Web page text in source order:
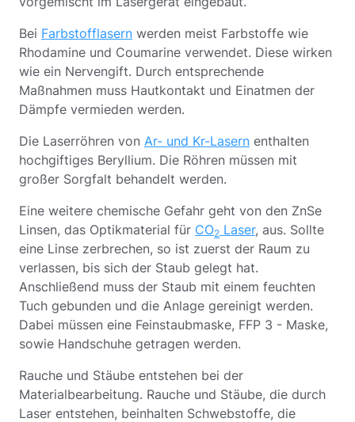
Bei Farbstofflasern werden meist Farbstoffe wie
Rhodamine und Coumarine verwendet. Diese wirken
wie ein Nervengift. Durch entsprechende
Maßnahmen muss Hautkontakt und Einatmen der
Dämpfe vermieden werden.
Die Laserröhren von Ar- und Kr-Lasern enthalten
hochgiftiges Beryllium. Die Röhren müssen mit
großer Sorgfalt behandelt werden.
Eine weitere chemische Gefahr geht von den ZnSe
Linsen, das Optikmaterial für CO2 Laser, aus. Sollte
eine Linse zerbrechen, so ist zuerst der Raum zu
verlassen, bis sich der Staub gelegt hat.
Anschließend muss der Staub mit einem feuchten
Tuch gebunden und die Anlage gereinigt werden.
Dabei müssen eine Feinstaubmaske, FFP 3 - Maske,
sowie Handschuhe getragen werden.
Rauche und Stäube entstehen bei der
Materialbearbeitung. Rauche und Stäube, die durch
Laser entstehen, beinhalten Schwebstoffe, die